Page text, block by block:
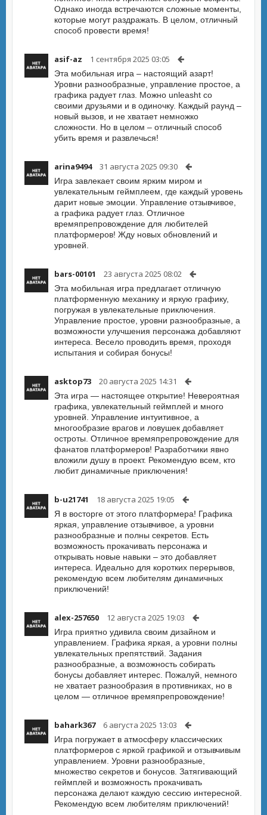
Однако иногда встречаются сложные моменты,
которые могут раздражать. В целом, отличный
способ провести время!
asif-az 1 сентября 2025 03:05
Эта мобильная игра – настоящий азарт!
Уровни разнообразные, управление простое, а
графика радует глаз. Можно unleasht со
своими друзьями и в одиночку. Каждый раунд –
новый вызов, и не хватает немножко
сложности. Но в целом – отличный способ
убить время и развлечься!
arina9494 31 августа 2025 09:30
Игра завлекает своим ярким миром и
увлекательным геймплеем, где каждый уровень
дарит новые эмоции. Управление отзывчивое,
а графика радует глаз. Отличное
времяпрепровождение для любителей
платформеров! Жду новых обновлений и
уровней.
bars-00101 23 августа 2025 08:02
Эта мобильная игра предлагает отличную
платформенную механику и яркую графику,
погружая в увлекательные приключения.
Управление простое, уровни разнообразные, а
возможности улучшения персонажа добавляют
интереса. Весело проводить время, проходя
испытания и собирая бонусы!
asktop73 20 августа 2025 14:31
Эта игра — настоящее открытие! Невероятная
графика, увлекательный геймплей и много
уровней. Управление интуитивное, а
многообразие врагов и ловушек добавляет
остроты. Отличное времяпрепровождение для
фанатов платформеров! Разработчики явно
вложили душу в проект. Рекомендую всем, кто
любит динамичные приключения!
b-u21741 18 августа 2025 19:05
Я в восторге от этого платформера! Графика
яркая, управление отзывчивое, а уровни
разнообразные и полны секретов. Есть
возможность прокачивать персонажа и
открывать новые навыки – это добавляет
интереса. Идеально для коротких перерывов,
рекомендую всем любителям динамичных
приключений!
alex-257650 12 августа 2025 19:03
Игра приятно удивила своим дизайном и
управлением. Графика яркая, а уровни полны
увлекательных препятствий. Задания
разнообразные, а возможность собирать
бонусы добавляет интерес. Пожалуй, немного
не хватает разнообразия в противниках, но в
целом — отличное времяпрепровождение!
bahark367 6 августа 2025 13:03
Игра погружает в атмосферу классических
платформеров с яркой графикой и отзывчивым
управлением. Уровни разнообразные,
множество секретов и бонусов. Затягивающий
геймплей и возможность прокачивать
персонажа делают каждую сессию интересной.
Рекомендую всем любителям приключений!